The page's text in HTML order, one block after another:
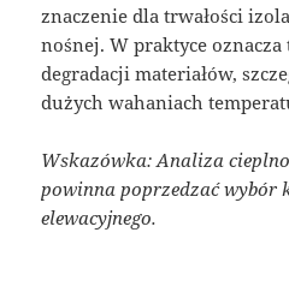
znaczenie dla trwałości
nośnej. W praktyce
degradacji materiałów,
dużych wahaniach
Wskazówka: Analiza
powinna poprzedzać wybór
elewacyjnego.